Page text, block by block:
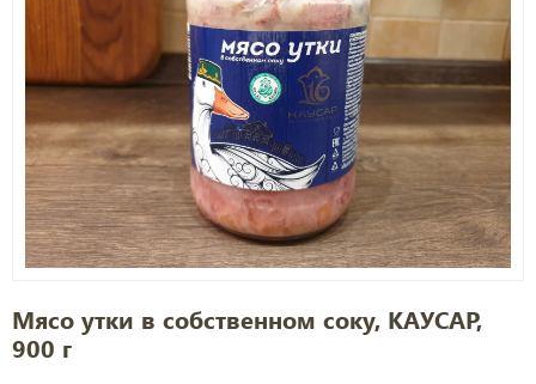
Мясо утки в собственном соку, КАУСАР,
900 г